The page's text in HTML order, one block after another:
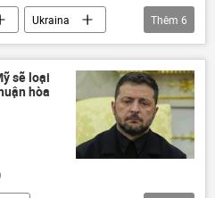
Ukraina
Thêm 6
sẽ loại
hòa